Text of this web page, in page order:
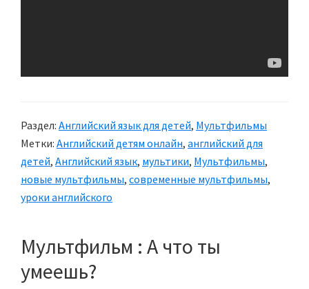
Раздел: Английский язык для детей, Мультфильмы
Метки: Английский детям онлайн, английский для
детей, Английский язык, мультики, Мультфильмы,
новые мультфильмы, современные мультфильмы,
уроки английского
Мультфильм : А что ты
умеешь?